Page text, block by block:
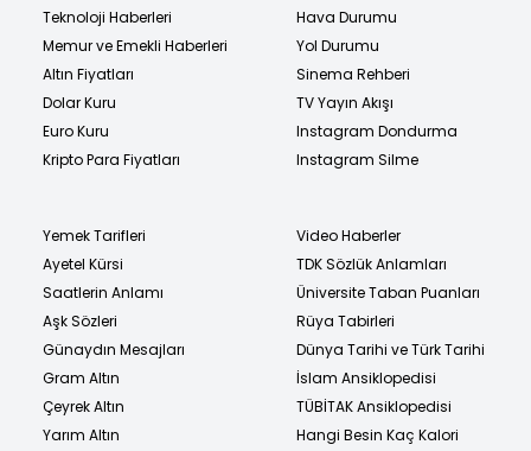
Teknoloji Haberleri
Memur ve Emekli Haberleri
Altın Fiyatları
Dolar Kuru
Euro Kuru
Kripto Para Fiyatları
Hava Durumu
Yol Durumu
Sinema Rehberi
TV Yayın Akışı
Instagram Dondurma
Instagram Silme
Yemek Tarifleri
Ayetel Kürsi
Saatlerin Anlamı
Aşk Sözleri
Günaydın Mesajları
Gram Altın
Çeyrek Altın
Yarım Altın
Video Haberler
TDK Sözlük Anlamları
Üniversite Taban Puanları
Rüya Tabirleri
Dünya Tarihi ve Türk Tarihi
İslam Ansiklopedisi
TÜBİTAK Ansiklopedisi
Hangi Besin Kaç Kalori